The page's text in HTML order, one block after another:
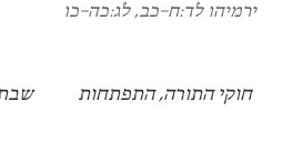
ירמיהו לד:ח–כב, לג:כה–כו
חוקי התורה, התפתחות